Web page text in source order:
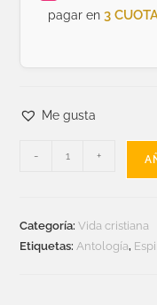
pagar en 3
Me gusta
- +
Categoría:Vida cristiana
Etiquetas:Antología,